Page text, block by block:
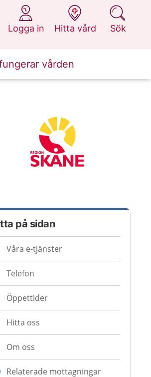
Logga in
på 1177.se
Hitta vård
på 1177.se
Sök
på 1177.se
vården
på sidan
Våra e-tjänster
Telefon
Öppettider
Hitta oss
Om oss
Relaterade mottagningar